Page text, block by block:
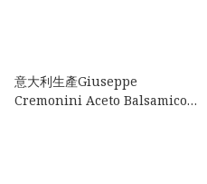
意大利生產Giuseppe
Cremonini Aceto Balsamico